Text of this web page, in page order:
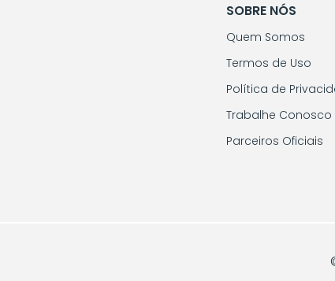
SOBRE NÓS
Quem Somos
Termos de Uso
Política de
Trabalhe Conosco
Parceiros Oficiais